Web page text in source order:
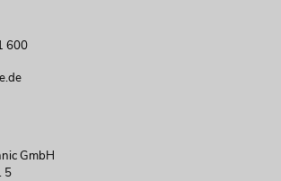
600
GmbH
5